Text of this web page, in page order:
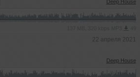
Deep House
22 апреля 2021
Deep House